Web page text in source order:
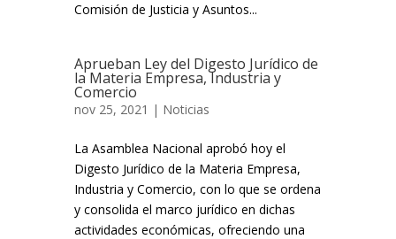
Comisión de Justicia y Asuntos...
Aprueban Ley del Digesto Jurídico de
la Materia Empresa, Industria y
Comercio
nov 25, 2021 | Noticias
La Asamblea Nacional aprobó hoy el
Digesto Jurídico de la Materia Empresa,
Industria y Comercio, con lo que se ordena
y consolida el marco jurídico en dichas
actividades económicas, ofreciendo una